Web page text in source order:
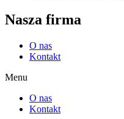
Nasza firma
O nas
Kontakt
Menu
O nas
Kontakt